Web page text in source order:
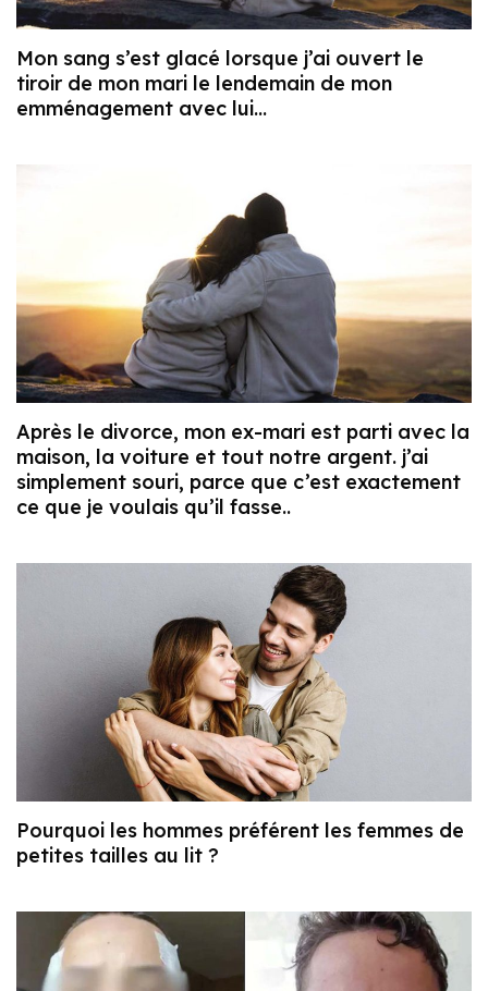
Mon sang s’est glacé lorsque j’ai ouvert le
tiroir de mon mari le lendemain de mon
emménagement avec lui…
Après le divorce, mon ex-mari est parti avec la
maison, la voiture et tout notre argent. j’ai
simplement souri, parce que c’est exactement
ce que je voulais qu’il fasse..
Pourquoi les hommes préférent les femmes de
petites tailles au lit ?